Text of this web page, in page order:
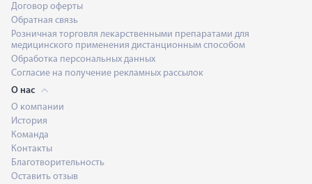
Договор оферты
Обратная связь
Розничная торговля лекарственными препаратами для
медицинского применения дистанционным способом
Обработка персональных данных
Согласие на получение рекламных рассылок
О нас
О компании
История
Команда
Контакты
Благотворительность
Оставить отзыв